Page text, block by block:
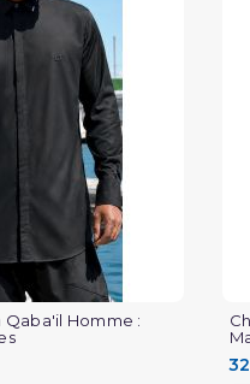
Qaba'il Homme :